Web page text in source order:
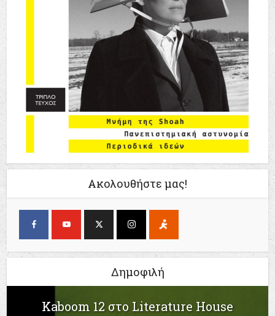
Ακολουθήστε μας!
Δημοφιλή
Kaboom 12 στο Literature House